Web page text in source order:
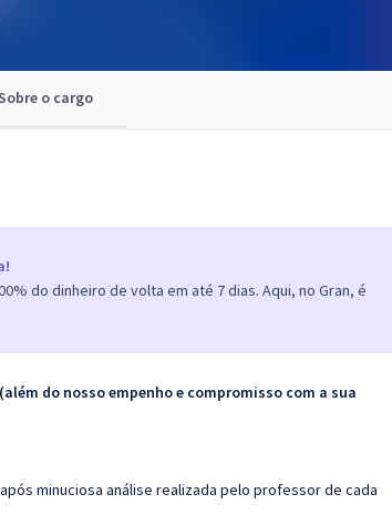
o cargo
do dinheiro de volta em até 7 dias. Aqui, no Gran, é
do nosso empenho e compromisso com a sua
minuciosa análise realizada pelo professor de cada